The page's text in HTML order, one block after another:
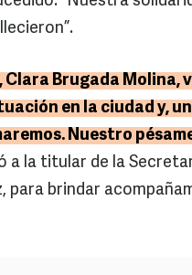
Clara Brugada Molina,
en la ciudad y,
Nuestro
a la titular de la
para brindar